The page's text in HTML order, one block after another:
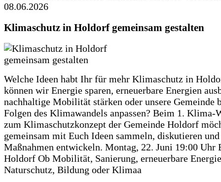
08.06.2026
Klimaschutz in Holdorf gemeinsam gestalten
Welche Ideen habt Ihr für mehr Klimaschutz in
können wir Energie sparen, erneuerbare Energien
nachhaltige Mobilität stärken oder unsere Gemeinde
Folgen des Klimawandels anpassen? Beim 1. Klima-
zum Klimaschutzkonzept der Gemeinde Holdorf
gemeinsam mit Euch Ideen sammeln, diskutieren
Maßnahmen entwickeln. Montag, 22. Juni 19:00 Uhr
Holdorf Ob Mobilität, Sanierung, erneuerbare
Naturschutz, Bildung oder Klimaa